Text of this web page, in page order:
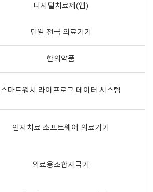
디지털치료제(앱)
단일 전극 의료기기
한의약품
스마트워치 라이프로그 데이터 시스템
인지치료 소프트웨어 의료기기
의료용조합자극기